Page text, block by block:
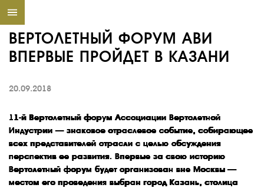
ВЕРТОЛЕТНЫЙ ФОРУМ АВИ
ВПЕРВЫЕ ПРОЙДЕТ В КАЗАНИ
20.09.2018
11-й Вертолетный форум Ассоциации Вертолетной
Индустрии — знаковое отраслевое событие, собирающее
всех представителей отрасли с целью обсуждения
перспектив ее развития. Впервые за свою историю
Вертолетный форум будет организован вне Москвы —
местом его проведения выбран город Казань, столица